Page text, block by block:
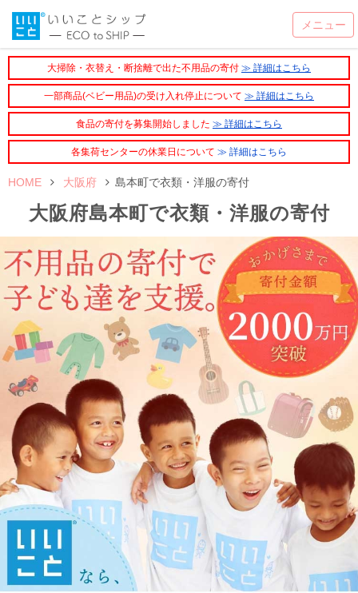
大掃除・衣替え・断捨離で出た不用品の寄付 ≫ 詳細はこちら
一部商品(ベビー用品)の受け入れ停止について ≫ 詳細はこちら
食品の寄付を募集開始しました ≫ 詳細はこちら
各集荷センターの休業日について ≫ 詳細はこちら
HOME 大阪府 島本町で衣類・洋服の寄付
大阪府島本町で衣類・洋服の寄付